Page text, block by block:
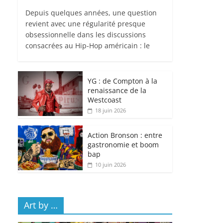
Depuis quelques années, une question
revient avec une régularité presque
obsessionnelle dans les discussions
consacrées au Hip-Hop américain : le
YG : de Compton à la
renaissance de la
Westcoast
18 juin 2026
Action Bronson : entre
gastronomie et boom
bap
10 juin 2026
Art by …